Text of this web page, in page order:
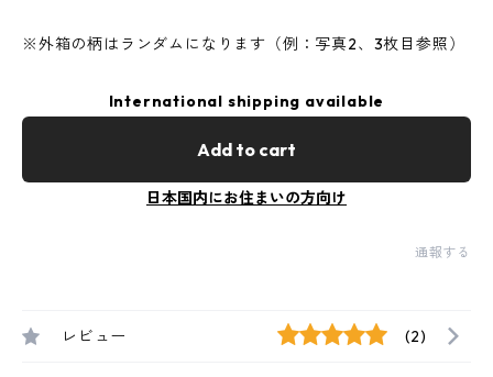
※外箱の柄はランダムになります（例：写真2、3枚目参照）
International shipping available
Add to cart
日本国内にお住まいの方向け
通報する
レビュー (2)